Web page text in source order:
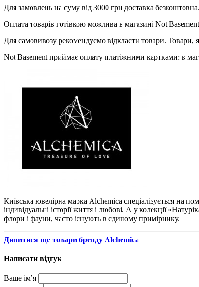
Для замовлень на суму від 3000 грн доставка
Оплата товарів готівкою можлива в магазині Not
Для самовивозу рекомендуємо відкласти товари. Товари,
Not Basement приймає оплату платіжними картками: в
Київська ювелірна марка Alchemica спеціалізується на
індивідуальні історії життя і любові. А у колекції
флори і фауни, часто існують в єдиному примірнику.
Дивитися ще товари бренду Alchemica
Написати відгук
Ваше ім’я